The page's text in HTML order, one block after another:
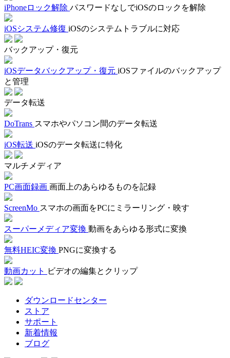
iPhoneロック解除 パスワードなしでiOSのロックを解除
iOSシステム修復 iOSのシステムトラブルに対応
バックアップ・復元
iOSデータバックアップ・復元 iOSファイルのバックアップ
と管理
データ転送
DoTrans スマホやパソコン間のデータ転送
iOS転送 iOSのデータ転送に特化
マルチメディア
PC画面録画 画面上のあらゆるものを記録
ScreenMo スマホの画面をPCにミラーリング・映す
スーパーメディア変換 動画をあらゆる形式に変換
無料HEIC変換 PNGに変換する
動画カット ビデオの編集とクリップ
ダウンロードセンター
ストア
サポート
新着情報
ブログ